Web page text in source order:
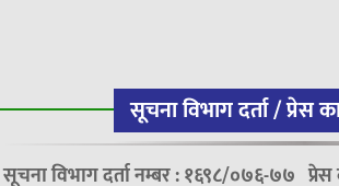
सूचना विभाग दर्ता / प्रेस
सूचना विभाग दर्ता नम्बर : १६९८/०७६-७७